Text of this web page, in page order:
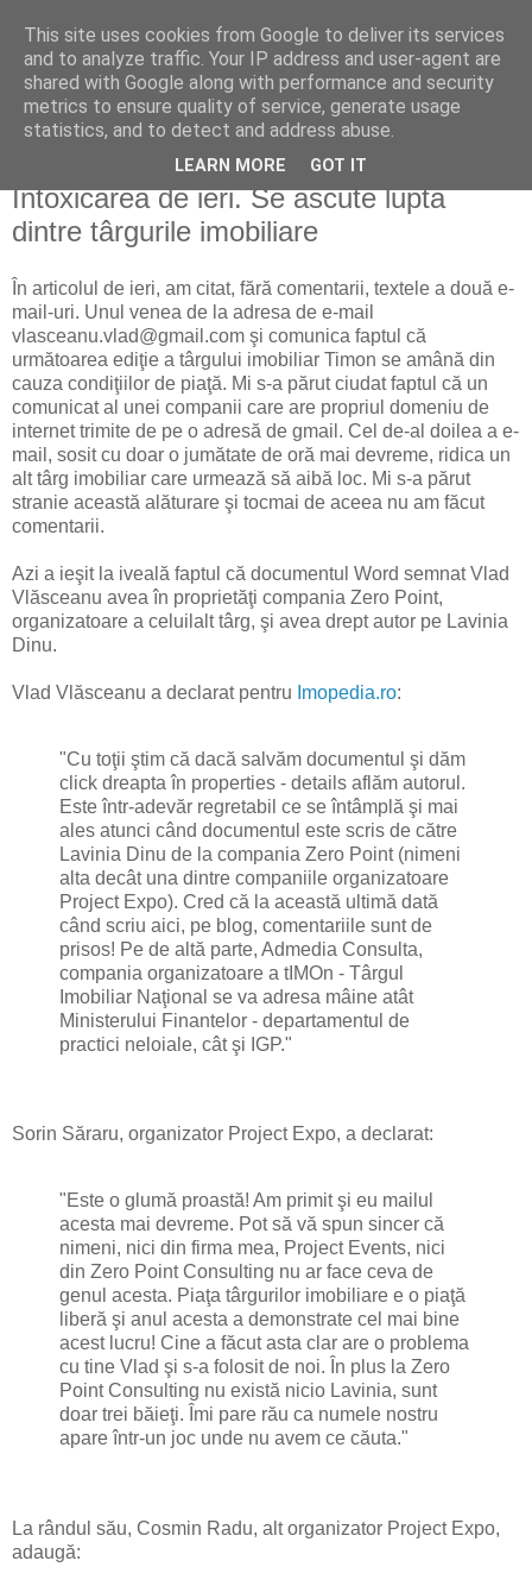
Reflecţii economice
blog de reflecţii, informaţii şi opinii economice
vineri, 20 noiembrie 2009
Intoxicarea de ieri. Se ascute lupta
dintre târgurile imobiliare
În articolul de ieri, am citat, fără comentarii, textele a două e-
mail-uri. Unul venea de la adresa de e-mail
vlasceanu.vlad@gmail.com şi comunica faptul că
următoarea ediţie a târgului imobiliar Timon se amână din
cauza condiţiilor de piaţă. Mi s-a părut ciudat faptul că un
comunicat al unei companii care are propriul domeniu de
internet trimite de pe o adresă de gmail. Cel de-al doilea a e-
mail, sosit cu doar o jumătate de oră mai devreme, ridica un
alt târg imobiliar care urmează să aibă loc. Mi s-a părut
stranie această alăturare şi tocmai de aceea nu am făcut
comentarii.
Azi a ieşit la iveală faptul că documentul Word semnat Vlad
Vlăsceanu avea în proprietăţi compania Zero Point,
organizatoare a celuilalt târg, şi avea drept autor pe Lavinia
Dinu.
Vlad Vlăsceanu a declarat pentru Imopedia.ro:
"Cu toţii ştim că dacă salvăm documentul şi dăm
click dreapta în properties - details aflăm autorul.
Este într-adevăr regretabil ce se întâmplă şi mai
ales atunci când documentul este scris de către
Lavinia Dinu de la compania Zero Point (nimeni
alta decât una dintre companiile organizatoare
Project Expo). Cred că la această ultimă dată
când scriu aici, pe blog, comentariile sunt de
prisos! Pe de altă parte, Admedia Consulta,
compania organizatoare a tIMOn - Târgul
Imobiliar Naţional se va adresa mâine atât
Ministerului Finantelor - departamentul de
practici neloiale, cât şi IGP."
Sorin Săraru, organizator Project Expo, a declarat:
"Este o glumă proastă! Am primit şi eu mailul
acesta mai devreme. Pot să vă spun sincer că
nimeni, nici din firma mea, Project Events, nici
din Zero Point Consulting nu ar face ceva de
genul acesta. Piaţa târgurilor imobiliare e o piaţă
liberă şi anul acesta a demonstrate cel mai bine
acest lucru! Cine a făcut asta clar are o problema
cu tine Vlad şi s-a folosit de noi. În plus la Zero
Point Consulting nu există nicio Lavinia, sunt
doar trei băieţi. Îmi pare rău ca numele nostru
apare într-un joc unde nu avem ce căuta."
La rândul său, Cosmin Radu, alt organizator Project Expo,
adaugă:
This site uses cookies from Google to deliver its services
and to analyze traffic. Your IP address and user-agent are
shared with Google along with performance and security
metrics to ensure quality of service, generate usage
statistics, and to detect and address abuse.
LEARN MORE GOT IT